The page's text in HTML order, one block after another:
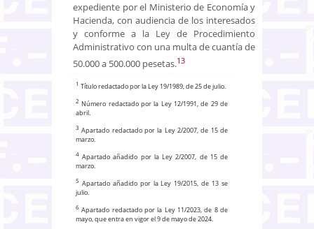
expediente por el Ministerio de Economía y
Hacienda, con audiencia de los interesados
y conforme a la Ley de Procedimiento
Administrativo con una multa de cuantía de
50.000 a 500.000 pesetas.13
1 Título redactado por la Ley 19/1989, de 25 de julio.
2 Número redactado por la Ley 12/1991, de 29 de
abril.
3 Apartado redactado por la Ley 2/2007, de 15 de
marzo.
4 Apartado añadido por la Ley 2/2007, de 15 de
marzo.
5 Apartado añadido por la Ley 19/2015, de 13 se
julio.
6 Apartado redactado por la Ley 11/2023, de 8 de
mayo, que entra en vigor el 9 de mayo de 2024.